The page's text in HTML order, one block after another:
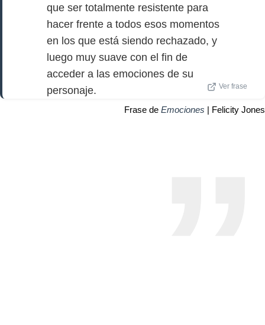
que ser totalmente resistente para
hacer frente a todos esos momentos
en los que está siendo rechazado, y
luego muy suave con el fin de
acceder a las emociones de su
personaje.
Ver frase
Frase de Emociones | Felicity Jones